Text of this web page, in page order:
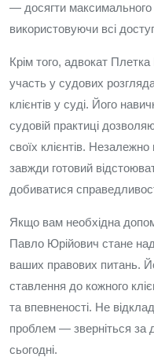
— досягти максимального
використовуючи всі
Крім того, адвокат
участь у судових
клієнтів у суді. Його
судовій практиці
своїх клієнтів.
завжди готовий
добиватися
Якщо вам необхідна
Павло Юрійович стане
ваших правових питань.
ставлення до кожного
та впевненості. Не
проблем — зверніться за
сьогодні.